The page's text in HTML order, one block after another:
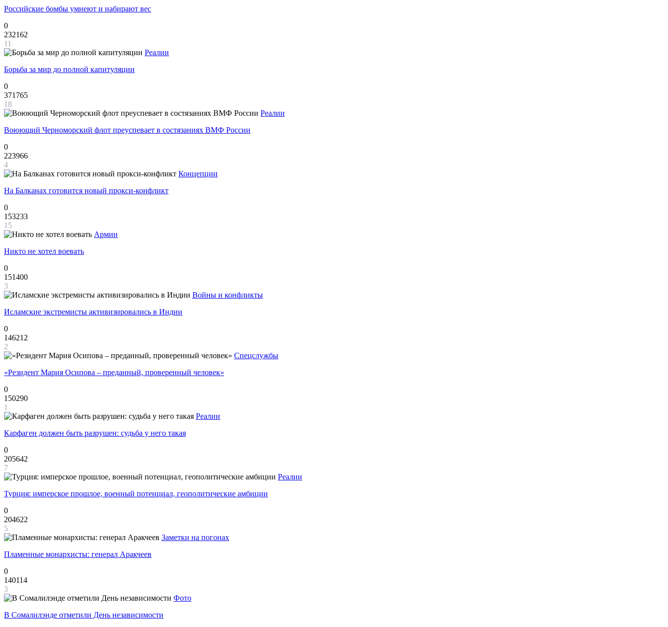
Российские бомбы умнеют и набирают вес
0
232162
11
Реалии
Борьба за мир до полной капитуляции
0
371765
18
Реалии
Воюющий Черноморский флот преуспевает в состязаниях ВМФ России
0
223966
4
Концепции
На Балканах готовится новый прокси-конфликт
0
153233
15
Армии
Никто не хотел воевать
0
151400
3
Войны и конфликты
Исламские экстремисты активизировались в Индии
0
146212
2
Спецслужбы
«Резидент Мария Осипова – преданный, проверенный человек»
0
150290
1
Реалии
Карфаген должен быть разрушен: судьба у него такая
0
205642
7
Реалии
Турция: имперское прошлое, военный потенциал, геополитические амбиции
0
204622
5
Заметки на погонах
Пламенные монархисты: генерал Аракчеев
0
140114
3
Фото
В Сомалилэнде отметили День независимости